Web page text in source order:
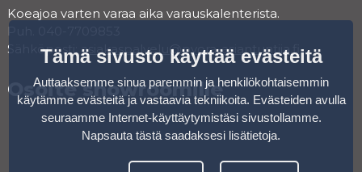
Koeajoa varten varaa aika varauskalenterista.
Sähköposti: asiakaspalvelu@pyora-asiantuntija.fi
Osoite showroomille
Tämä sivusto käyttää evästeitä
Auttaaksemme sinua paremmin ja henkilökohtaisemmin
käytämme evästeitä ja vastaavia tekniikoita. Evästeiden avulla
seuraamme Internet-käyttäytymistäsi sivustollamme.
Napsauta tästä saadaksesi lisätietoja.